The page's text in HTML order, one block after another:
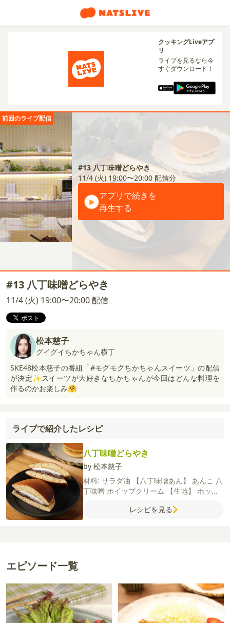
クッキングLiveアプ
リ
ライブを見るなら今
すぐダウンロード！
前回のライブ配信
#13 八丁味噌どらやき
11/4 (火) 19:00〜20:00 配信分
アプリで続きを
再生する
#13 八丁味噌どらやき
11/4 (火) 19:00〜20:00 配信
松本慈子
グイグイちかちゃん横丁
SKE48松本慈子の番組「#モグモグちかちゃんスイーツ」の配信
が決定✨スイーツが大好きなちかちゃんが今回はどんな料理を
作るのかお楽しみ🤗
ライブで紹介したレシピ
八丁味噌どらやき
by 松本慈子
材料: サラダ油 【八丁味噌あん】 あんこ 八
丁味噌 ホイップクリーム 【生地】 ホット
レシピを見る
エピソード一覧